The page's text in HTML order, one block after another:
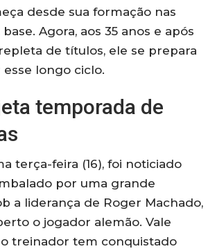
desde sua formação nas
Agora, aos 35 anos e após
de títulos, ele se prepara
longo ciclo.
temporada de
terça-feira (16), foi noticiado
por uma grande
a liderança de Roger Machado,
o jogador alemão. Vale
treinador tem conquistado